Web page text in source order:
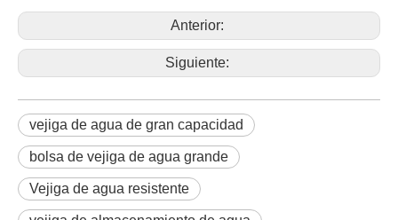
Anterior:
Siguiente:
vejiga de agua de gran capacidad
bolsa de vejiga de agua grande
Vejiga de agua resistente